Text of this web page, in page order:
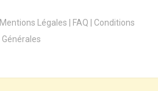
Mentions Légales FAQ
Conditions
Générales